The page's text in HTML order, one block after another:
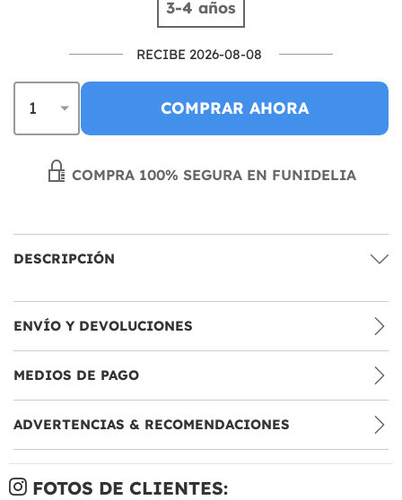
3-4 años
RECIBE 2026-08-08
COMPRAR AHORA
COMPRA 100% SEGURA EN FUNIDELIA
DESCRIPCIÓN
ENVÍO Y DEVOLUCIONES
MEDIOS DE PAGO
ADVERTENCIAS & RECOMENDACIONES
FOTOS DE CLIENTES: